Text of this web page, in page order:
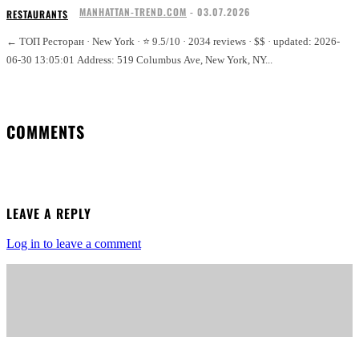
RESTAURANTS MANHATTAN-TREND.COM - 03.07.2026
← ТОП Ресторан · New York · ⭐ 9.5/10 · 2034 reviews · $$ · updated: 2026-
06-30 13:05:01 Address: 519 Columbus Ave, New York, NY...
COMMENTS
LEAVE A REPLY
Log in to leave a comment